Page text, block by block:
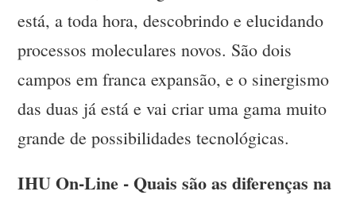
está, a toda hora, descobrindo e elucidando
processos moleculares novos. São dois
campos em franca expansão, e o sinergismo
das duas já está e vai criar uma gama muito
grande de possibilidades tecnológicas.
IHU On-Line - Quais são as diferenças na